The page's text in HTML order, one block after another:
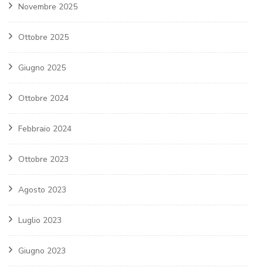
Novembre 2025
Ottobre 2025
Giugno 2025
Ottobre 2024
Febbraio 2024
Ottobre 2023
Agosto 2023
Luglio 2023
Giugno 2023